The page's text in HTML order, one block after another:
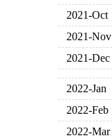
2021-Oct
2021-Nov
2021-Dec
2022-Jan
2022-Feb
2022-Mar